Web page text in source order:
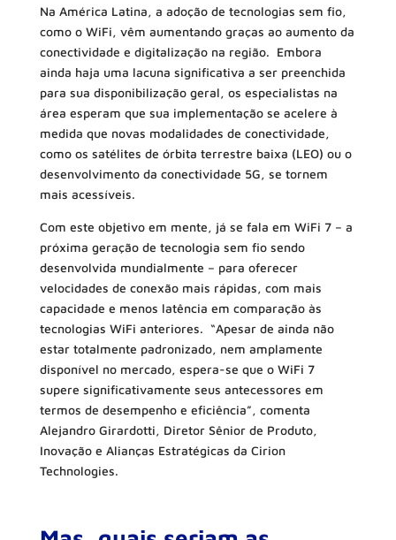
Na América Latina, a adoção de tecnologias sem fio,
como o WiFi, vêm aumentando graças ao aumento da
conectividade e digitalização na região. Embora
ainda haja uma lacuna significativa a ser preenchida
para sua disponibilização geral, os especialistas na
área esperam que sua implementação se acelere à
medida que novas modalidades de conectividade,
como os satélites de órbita terrestre baixa (LEO) ou o
desenvolvimento da conectividade 5G, se tornem
mais acessíveis.
Com este objetivo em mente, já se fala em WiFi 7 – a
próxima geração de tecnologia sem fio sendo
desenvolvida mundialmente – para oferecer
velocidades de conexão mais rápidas, com mais
capacidade e menos latência em comparação às
tecnologias WiFi anteriores. “Apesar de ainda não
estar totalmente padronizado, nem amplamente
disponível no mercado, espera-se que o WiFi 7
supere significativamente seus antecessores em
termos de desempenho e eficiência”, comenta
Alejandro Girardotti, Diretor Sênior de Produto,
Inovação e Alianças Estratégicas da Cirion
Technologies.